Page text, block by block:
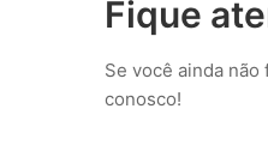
Fique
Se você ainda
conosco!